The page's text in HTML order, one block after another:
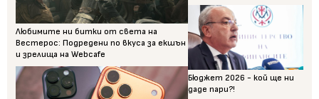
Любимите ни битки от света на
Вестерос: Подредени по вкуса за екшън
и зрелища на Webcafe
Бюджет 2026 - кой ще ни
даде пари?!